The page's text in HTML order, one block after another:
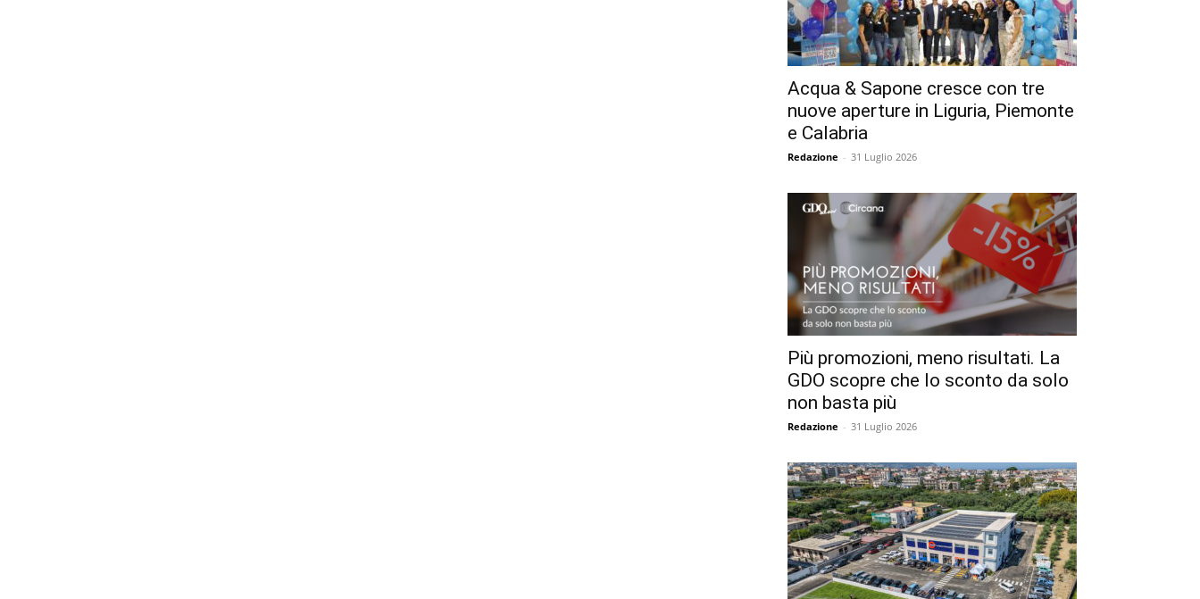
Acqua & Sapone cresce con tre
nuove aperture in Liguria, Piemonte
e Calabria
Redazione - 31 Luglio 2026
Più promozioni, meno risultati. La
GDO scopre che lo sconto da solo
non basta più
Redazione - 31 Luglio 2026